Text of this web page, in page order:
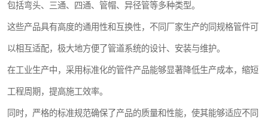
包括弯头、三通、四通、管帽、异径管等多种类型。
这些产品具有高度的通用性和互换性，不同厂家生产的同规格管件可
以相互适配，极大地方便了管道系统的设计、安装与维护。
在工业生产中，采用标准化的管件产品能够显著降低生产成本，缩短
工程周期，提高施工效率。
同时，严格的标准规范确保了产品的质量和性能，使其能够适应不同